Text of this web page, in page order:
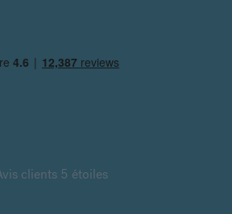
clients 5 étoiles